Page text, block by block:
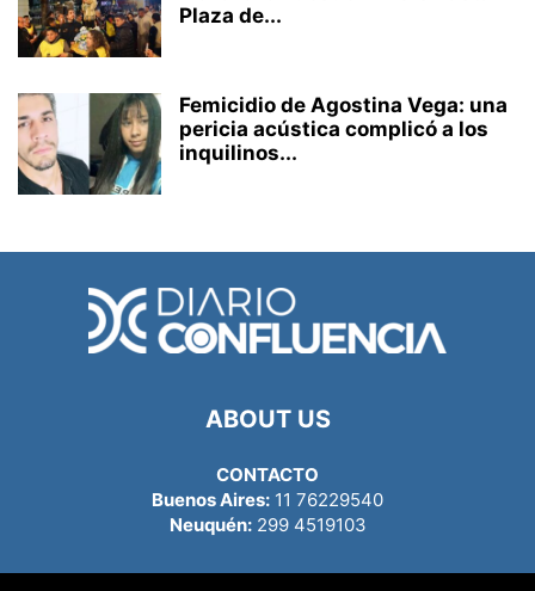
Plaza de...
Femicidio de Agostina Vega: una
pericia acústica complicó a los
inquilinos...
ABOUT US
CONTACTO
Buenos Aires: 11 76229540
Neuquén:299 4519103